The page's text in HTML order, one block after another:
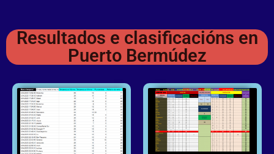
Resultados e clasificacións en
Puerto Bermúdez